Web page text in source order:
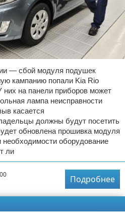
— сбой модуля подушек
кампанию попали Kia Rio
них на панели приборов может
лампа неисправности
касается
должны будут посетить
обновлена прошивка модуля
оборудование
ли
Подробнее